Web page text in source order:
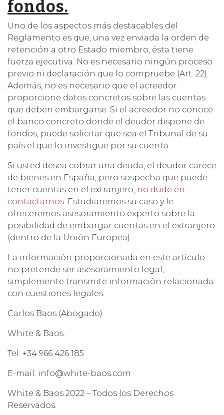
fondos.
Uno de los aspectos más destacables del
Reglamento es que, una vez enviada la orden de
retención a otro Estado miembro, ésta tiene
fuerza ejecutiva. No es necesario ningún proceso
previo ni declaración que lo compruebe (Art. 22).
Además, no es necesario que el acreedor
proporcione datos concretos sobre las cuentas
que deben embargarse. Si el acreedor no conoce
el banco concreto donde el deudor dispone de
fondos, puede solicitar que sea el Tribunal de su
país el que lo investigue por su cuenta.
Si usted desea cobrar una deuda, el deudor carece
de bienes en España, pero sospecha que puede
tener cuentas en el extranjero, no dude en
contactarnos . Estudiaremos su caso y le
ofreceremos asesoramiento experto sobre la
posibilidad de embargar cuentas en el extranjero
(dentro de la Unión Europea).
La información proporcionada en este artículo
no pretende ser asesoramiento legal,
simplemente transmite información relacionada
con cuestiones legales.
Carlos Baos (Abogado)
White & Baos.
Tel: +34 966 426 185
E-mail: info@white-baos.com
White & Baos 2022 – Todos los Derechos
Reservados.